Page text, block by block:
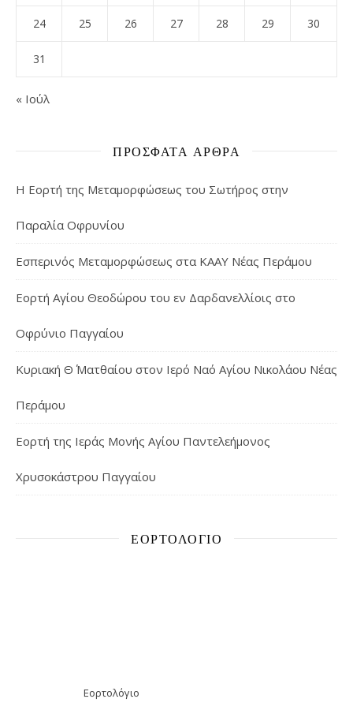
24 25 26 27 28 29 30
31
« Ιούλ
ΠΡΌΣΦΑΤΑ ΆΡΘΡΑ
Η Εορτή της Μεταμορφώσεως του Σωτήρος στην
Παραλία Οφρυνίου
Εσπερινός Μεταμορφώσεως στα ΚΑΑΥ Νέας Περάμου
Εορτή Αγίου Θεοδώρου του εν Δαρδανελλίοις στο
Οφρύνιο Παγγαίου
Κυριακή Θ΄ Ματθαίου στον Ιερό Ναό Αγίου Νικολάου Νέας
Περάμου
Εορτή της Ιεράς Μονής Αγίου Παντελεήμονος
Χρυσοκάστρου Παγγαίου
ΕΟΡΤΟΛΌΓΙΟ
Εορτολόγιο